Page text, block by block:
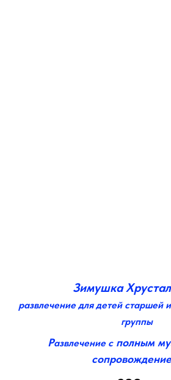
Зимушка
развлечение для детей старшей
группы
Развлечение сполным